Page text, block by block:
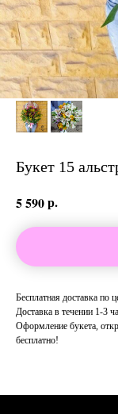
Букет 15
5 590р.
Бесплатная доставка по
Доставка в течении 1-3
Оформление букета,
бесплатно!